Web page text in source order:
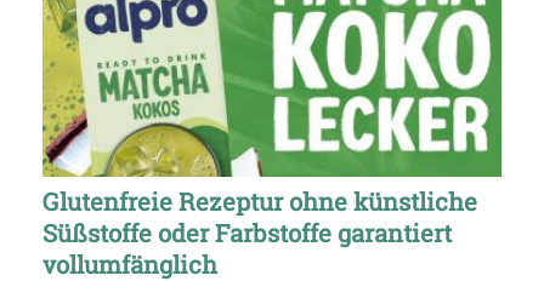
Glutenfreie Rezeptur ohne künstliche
Süßstoffe oder Farbstoffe garantiert
vollumfänglich